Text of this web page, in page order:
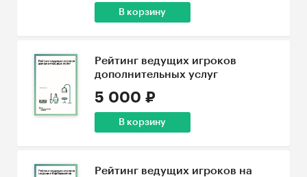
В корзину
Рейтинг ведущих игроков
дополнительных услуг
5 000 ₽
В корзину
Рейтинг ведущих игроков на